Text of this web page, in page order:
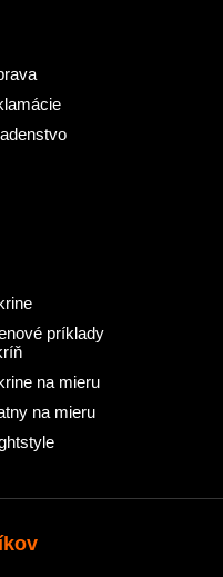
príklady
na mieru
na mieru